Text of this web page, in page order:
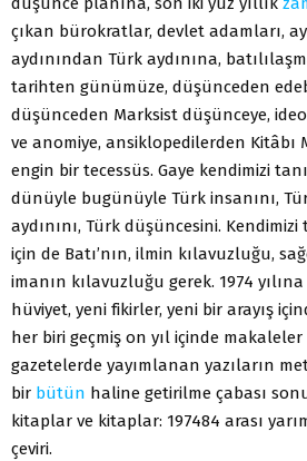
çıkan bürokratlar, devlet adamları,
aydınından Türk aydınına,
tarihten günümüze, düşünceden
düşünceden Marksist düşünceye,
ve anomiye, ansiklopedilerden Kitâbı
engin bir tecessüs. Gaye kendimizi
dünüyle bugünüyle Türk insanını,
aydınını, Türk düşüncesini.
için de Batı’nın, ilmin kılavuzluğu,
imanın kılavuzluğu gerek. 1974
hüviyet, yeni fikirler, yeni bir arayış
her biri geçmiş on yıl içinde
gazetelerde yayımlanan yazıların
bir bütün haline getirilme çabası
kitaplar ve kitaplar: 197484 arası
çeviri.